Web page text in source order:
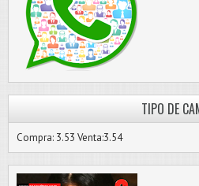
TIPO DE
Compra: 3.53 Venta:3.54